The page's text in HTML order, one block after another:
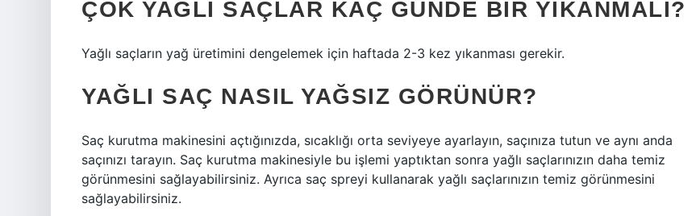
ÇOK YAĞLI SAÇLAR KAÇ GÜNDE BIR YIKANMALI?
Yağlı saçların yağ üretimini dengelemek için haftada 2-3 kez yıkanması gerekir.
YAĞLI SAÇ NASIL YAĞSIZ GÖRÜNÜR?
Saç kurutma makinesini açtığınızda, sıcaklığı orta seviyeye ayarlayın, saçınıza tutun ve aynı anda
saçınızı tarayın. Saç kurutma makinesiyle bu işlemi yaptıktan sonra yağlı saçlarınızın daha temiz
görünmesini sağlayabilirsiniz. Ayrıca saç spreyi kullanarak yağlı saçlarınızın temiz görünmesini
sağlayabilirsiniz.